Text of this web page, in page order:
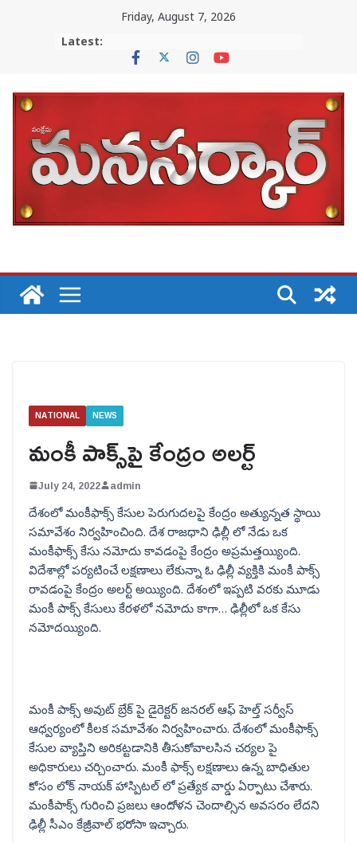
Friday, August 7, 2026
Latest:
NATIONAL NEWS
మంకీ పాక్స్‌పై కేంద్రం అలర్ట్
July 24, 2022 admin
దేశంలో మంకీఫాక్స్ కేసుల పెరుగుదలపై కేంద్రం అత్యున్నత స్థాయి
సమావేశం నిర్వహించింది. దేశ రాజధాని ఢిల్లీ లో నేడు ఒక
మంకీఫాక్స్ కేసు నమోదు కావడంపై కేంద్రం అప్రమత్తయ్యింది.
విదేశాల్లో పర్యటించే లక్షణాలు లేకున్నా ఓ ఢిల్లీ వ్యక్తికి మంకీ పాక్స్
రావడంపై కేంద్రం అలర్ట్ అయ్యింది. దేశంలో ఇప్పటి వరకు మూడు
మంకీ పాక్స్ కేసులు కేరళలో నమోదు కాగా… ఢిల్లీలో ఒక కేసు
నమోదయ్యింది.
మంకీ పాక్స్ అవుట్ బ్రేక్ పై డైరెక్టర్ జనరల్ ఆఫ్ హెల్త్ సర్వీస్
ఆధ్వర్యంలో కీలక సమావేశం నిర్వహించారు. దేశంలో మంకీఫాక్స్
కేసుల వ్యాప్తిని అరికట్టడానికి తీసుకోవాలసిన చర్యల పై
అధికారులు చర్చించారు. మంకీ ఫాక్స్ లక్షణాలు ఉన్న బాధితుల
కోసం లోక్ నాయక్ హాస్పిటల్ లో ప్రత్యేక వార్డు ఏర్పాటు చేశారు.
మంకీపాక్స్ గురించి ప్రజలు ఆందోళన చెందాల్సిన అవసరం లేదని
ఢిల్లీ సీఎం కేజ్రీవాల్ భరోసా ఇచ్చారు.